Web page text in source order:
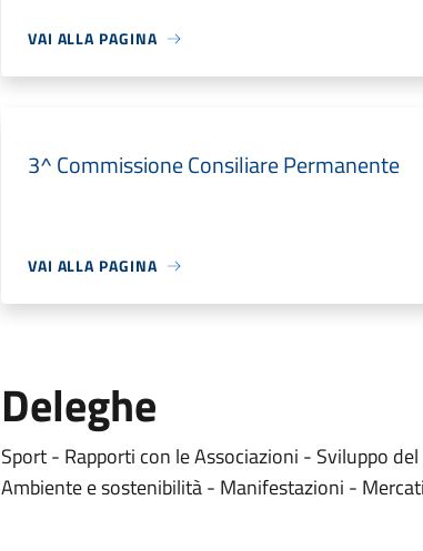
VAI ALLA PAGINA
3^ Commissione Consiliare Permanente
VAI ALLA PAGINA
Deleghe
Sport - Rapporti con le Associazioni - Sviluppo
Ambiente e sostenibilità - Manifestazioni -